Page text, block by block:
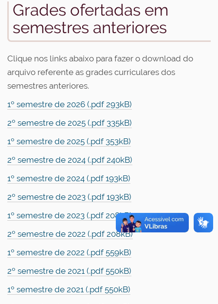
Grades ofertadas em
semestres anteriores
Clique nos links abaixo para fazer o download do
arquivo referente as grades curriculares dos
semestres anteriores.
1º semestre de 2026 (.pdf 293kB)
2º semestre de 2025 (.pdf 335kB)
1º semestre de 2025 (.pdf 353kB)
2º semestre de 2024 (.pdf 240kB)
1º semestre de 2024 (.pdf 193kB)
2º semestre de 2023 (.pdf 193kB)
1º semestre de 2023 (.pdf 208kB)
2º semestre de 2022 (.pdf 208kB)
1º semestre de 2022 (.pdf 559kB)
2º semestre de 2021 (.pdf 550kB)
1º semestre de 2021 (.pdf 550kB)